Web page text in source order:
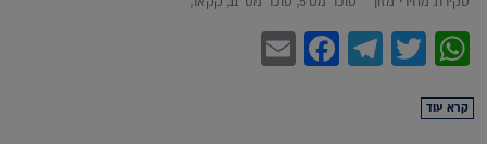
WhatsApp
Twitter
Telegram
Facebook
קרא עוד